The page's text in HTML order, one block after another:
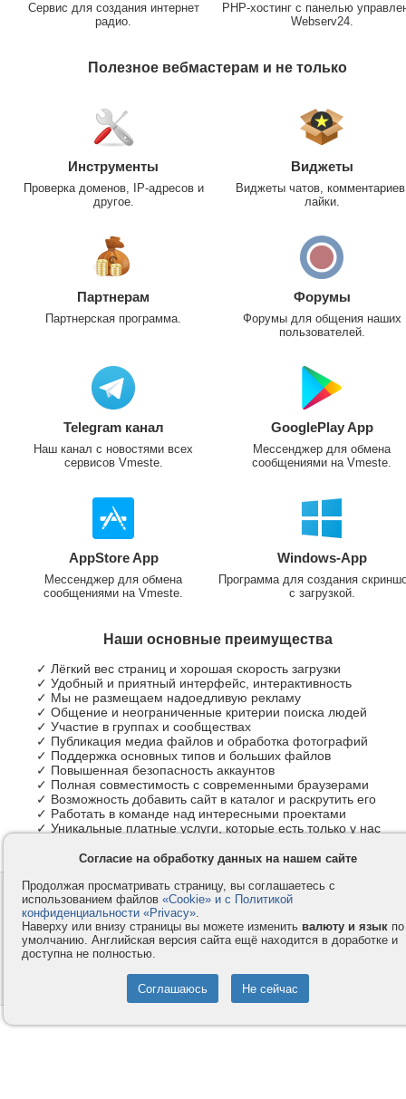
Сервис для создания интернет
радио.
PHP-хостинг с панелью
Webserv24.
Полезное вебмастерам и не только
Инструменты
Проверка доменов, IP-адресов и
другое.
Виджеты
Виджеты чатов,
лайки.
Партнерам
Партнерская программа.
Форумы
Форумы для общения наших
пользователей.
Telegram канал
Наш канал с новостями всех
сервисов Vmeste.
GooglePlay App
Мессенджер для обмена
сообщениями на Vmeste.
AppStore App
Мессенджер для обмена
сообщениями на Vmeste.
Windows-App
Программа для создания
с загрузкой.
Наши основные преимущества
✓ Лёгкий вес страниц и хорошая скорость загрузки
✓ Удобный и приятный интерфейс, интерактивность
✓ Мы не размещаем надоедливую рекламу
✓ Общение и неограниченные критерии поиска людей
✓ Участие в группах и сообществах
✓ Публикация медиа файлов и обработка фотографий
✓ Поддержка основных типов и больших файлов
✓ Повышенная безопасность аккаунтов
✓ Полная совместимость с современными браузерами
✓ Возможность добавить сайт в каталог и раскрутить его
✓ Работать в команде над интересными проектами
✓ Уникальные платные услуги, которые есть только у нас
Контакты
Компания
Privacy и Cookie
Услуги
Как оплатить
Помощь
© 2008-2026
- Все права защищены.
Согласие на обработку данных на нашем сайте
Продолжая просматривать страницу, вы соглашаетесь с
использованием файлов «Cookie» и с Политикой
конфиденциальности «Privacy».
Наверху или внизу страницы вы можете изменить валюту и язык по
умолчанию. Английская версия сайта ещё находится в доработке и
доступна не полностью.